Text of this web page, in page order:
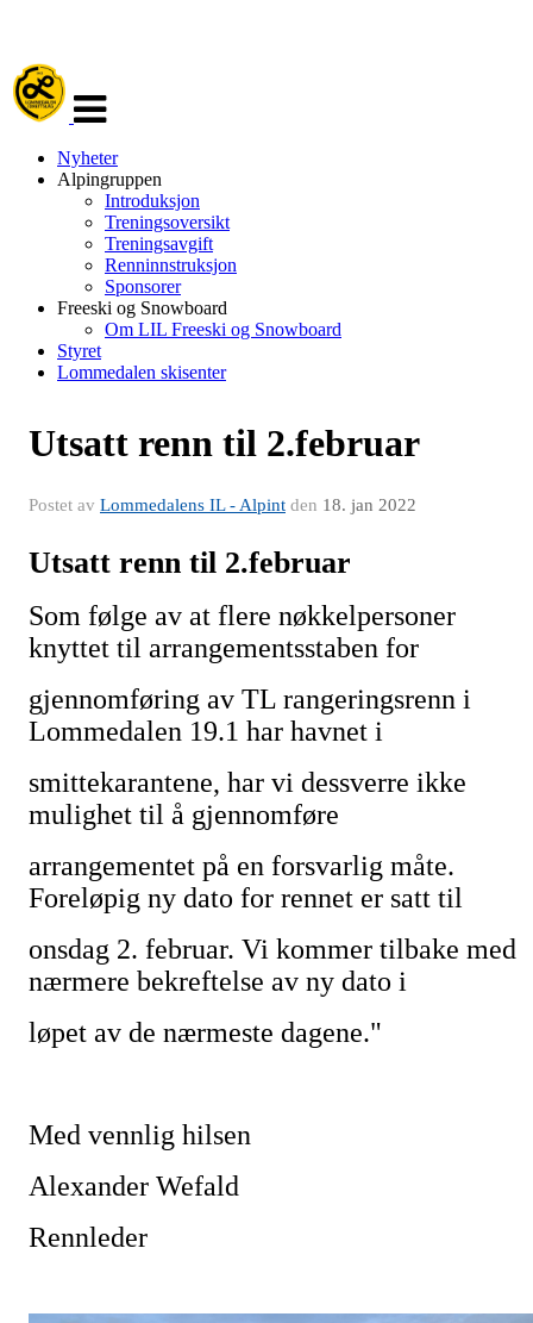
navigasjon
Nyheter
Alpingruppen
Introduksjon
Treningsoversikt
Treningsavgift
Renninnstruksjon
Sponsorer
Freeski og Snowboard
Om LIL Freeski og Snowboard
Styret
Lommedalen skisenter
Utsatt renn til 2.februar
Postet av Lommedalens IL - Alpint den 18. jan 2022
Utsatt renn til 2.februar
Som følge av at flere nøkkelpersoner
knyttet til arrangementsstaben for
gjennomføring av TL rangeringsrenn i
Lommedalen 19.1 har havnet i
smittekarantene, har vi dessverre ikke
mulighet til å gjennomføre
arrangementet på en forsvarlig måte.
Foreløpig ny dato for rennet er satt til
onsdag 2. februar. Vi kommer tilbake med
nærmere bekreftelse av ny dato i
løpet av de nærmeste dagene."
Med vennlig hilsen
Alexander Wefald
Rennleder